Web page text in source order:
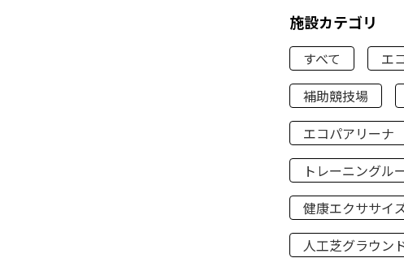
施設カテゴリ
すべて
エ
補助競技場
エコパアリーナ
トレーニングル
健康エクササイ
人工芝グラウン